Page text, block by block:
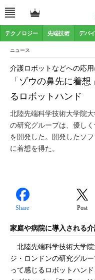
テクノロジー 先端技術 デバ
ニュース
「ゾウの鼻先に着
るロボットハンド
介護ロボットなどへの応
北陸先端科学技術大学院
の研究グループは、優し
を開発した。開発したソ
に着想を得た。
Share Post
家庭や病院に導入される
北陸先端科学技術大学院
ジ・ロンドンの研究グル
って感じるロボットハン